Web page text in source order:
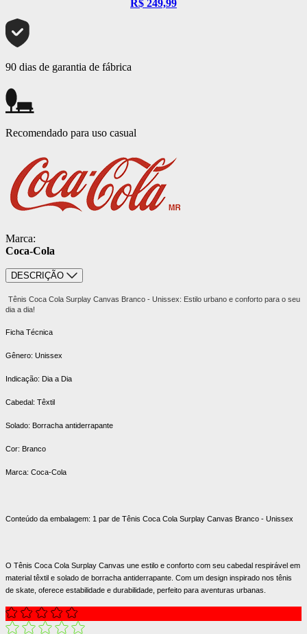
R$ 249,99
90 dias de garantia de fábrica
Recomendado para uso casual
Marca:
Coca-Cola
DESCRIÇÃO
Tênis Coca Cola Surplay Canvas Branco - Unissex: Estilo urbano e conforto para o seu
dia a dia!
Ficha Técnica
Gênero: Unissex
Indicação: Dia a Dia
Cabedal: Têxtil
Solado: Borracha antiderrapante
Cor: Branco
Marca: Coca-Cola
Conteúdo da embalagem: 1 par de Tênis Coca Cola Surplay Canvas Branco - Unissex
O Tênis Coca Cola Surplay Canvas une estilo e conforto com seu cabedal respirável em
material têxtil e solado de borracha antiderrapante. Com um design inspirado nos tênis
de skate, oferece estabilidade e durabilidade, perfeito para aventuras urbanas.